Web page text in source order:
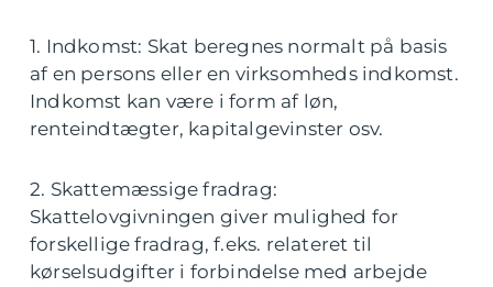
1. Indkomst: Skat beregnes normalt på basis
af en persons eller en virksomheds indkomst.
Indkomst kan være i form af løn,
renteindtægter, kapitalgevinster osv.
2. Skattemæssige fradrag:
Skattelovgivningen giver mulighed for
forskellige fradrag, f.eks. relateret til
kørselsudgifter i forbindelse med arbejde